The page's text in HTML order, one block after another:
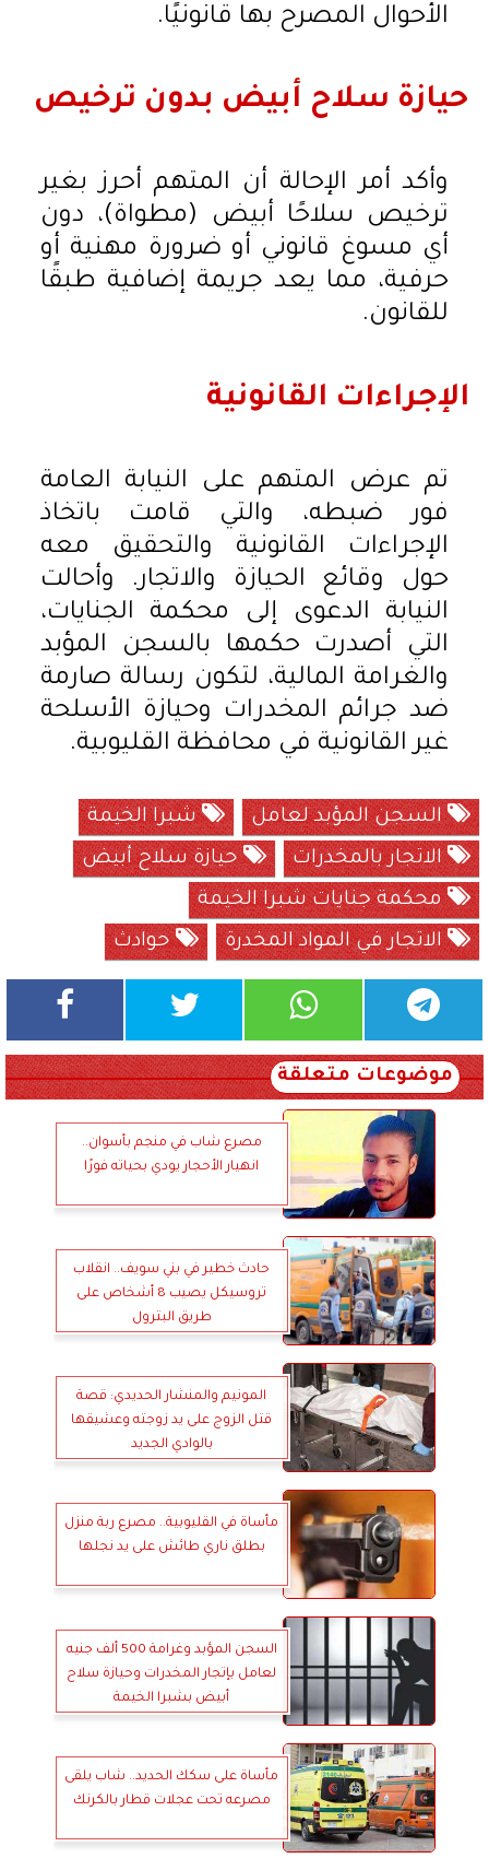
الأحوال المصرح بها قانونيًا.
حيازة سلاح أبيض بدون ترخيص
وأكد أمر الإحالة أن المتهم أحرز بغير
ترخيص سلاحًا أبيض (مطواة)، دون
أي مسوغ قانوني أو ضرورة مهنية أو
حرفية، مما يعد جريمة إضافية طبقًا
للقانون.
الإجراءات القانونية
تم عرض المتهم على النيابة العامة
فور ضبطه، والتي قامت باتخاذ
الإجراءات القانونية والتحقيق معه
حول وقائع الحيازة والاتجار. وأحالت
النيابة الدعوى إلى محكمة الجنايات،
التي أصدرت حكمها بالسجن المؤبد
والغرامة المالية، لتكون رسالة صارمة
ضد جرائم المخدرات وحيازة الأسلحة
غير القانونية في محافظة القليوبية.
السجن المؤبد لعامل
شبرا الخيمة
الاتجار بالمخدرات
حيازة سلاح أبيض
محكمة جنايات شبرا الخيمة
الاتجار في المواد المخدرة
حوادث
موضوعات متعلقة
مصرع شاب في منجم بأسوان..
انهيار الأحجار يودي بحياته فورًا
حادث خطير في بني سويف.. انقلاب
تروسيكل يصيب 8 أشخاص على
طريق البترول
المونيم والمنشار الحديدي: قصة
قتل الزوج على يد زوجته وعشيقها
بالوادي الجديد
مأساة في القليوبية.. مصرع ربة منزل
بطلق ناري طائش على يد نجلها
السجن المؤبد وغرامة 500 ألف جنيه
لعامل بإتجار المخدرات وحيازة سلاح
أبيض بشبرا الخيمة
مأساة على سكك الحديد.. شاب يلقى
مصرعه تحت عجلات قطار بالكرنك